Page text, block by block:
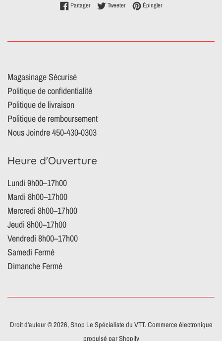
PartagerPartager sur Facebook
TweeterTweeter sur Twitter
ÉpinglerÉpingler sur Pinterest
Magasinage Sécurisé
Politique de confidentialité
Politique de livraison
Politique de remboursement
Nous Joindre 450-430-0303
Heure d'Ouverture
Lundi 9h00–17h00
Mardi 8h00–17h00
Mercredi 8h00–17h00
Jeudi 8h00–17h00
Vendredi 8h00–17h00
Samedi Fermé
Dimanche Fermé
Droit d'auteur © 2026,Shop Le Spécialiste du VTT.Commerce électronique
propulsé par Shopify